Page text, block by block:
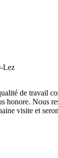
Lez
de travail
honore. Nous
visite et